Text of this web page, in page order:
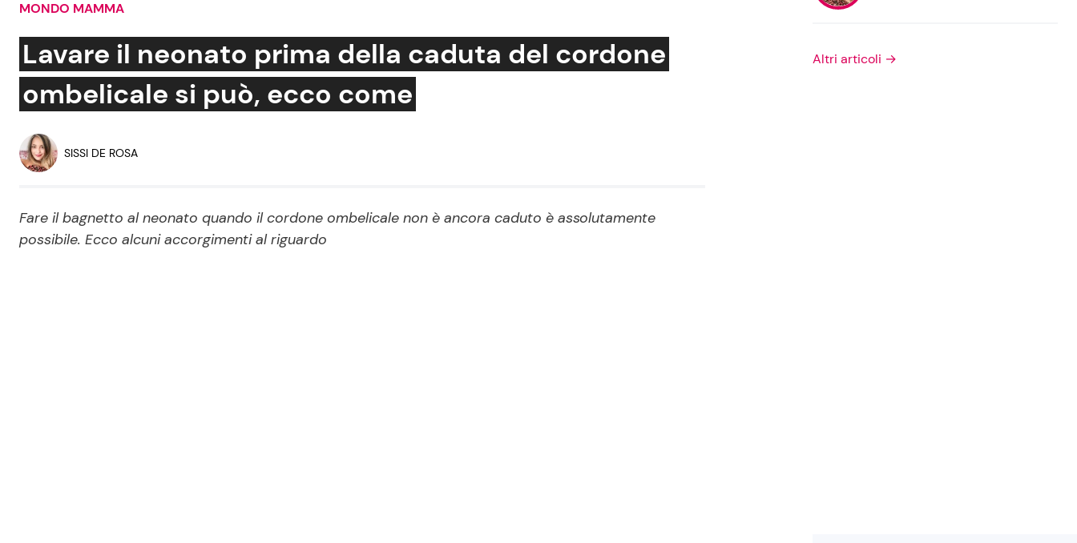
Social News
News dal mondo
Benessere
Mondo Mamma
News benessere
Le Ricette in TV
Privacy Policy
MONDO MAMMA
Lavare il neonato prima della caduta del cordone
ombelicale si può, ecco come
SISSI DE ROSA
Fare il bagnetto al neonato quando il cordone ombelicale non è ancora caduto è assolutamente
possibile. Ecco alcuni accorgimenti al riguardo
Altri articoli →